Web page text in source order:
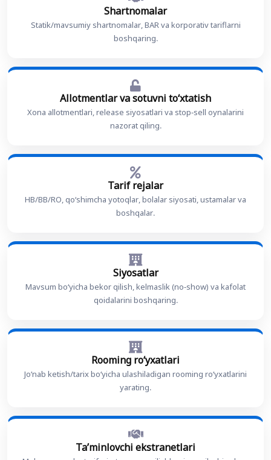
Shartnomalar
Statik/mavsumiy shartnomalar, BAR va korporativ tariflarni
boshqaring.
Allotmentlar va sotuvni toʻxtatish
Xona allotmentlari, release siyosatlari va stop-sell oynalarini
nazorat qiling.
Tarif rejalar
HB/BB/RO, qoʻshimcha yotoqlar, bolalar siyosati, ustamalar va
boshqalar.
Siyosatlar
Mavsum boʻyicha bekor qilish, kelmaslik (no-show) va kafolat
qoidalarini boshqaring.
Rooming roʻyxatlari
Joʻnab ketish/tarix boʻyicha ulashiladigan rooming roʻyxatlarini
yarating.
Taʼminlovchi ekstranetlari